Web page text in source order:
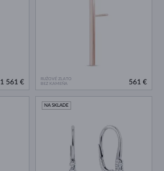
1 561 €
RUŽOVÉ ZLATO
BEZ KAMEŇA
561 €
NA SKLADE